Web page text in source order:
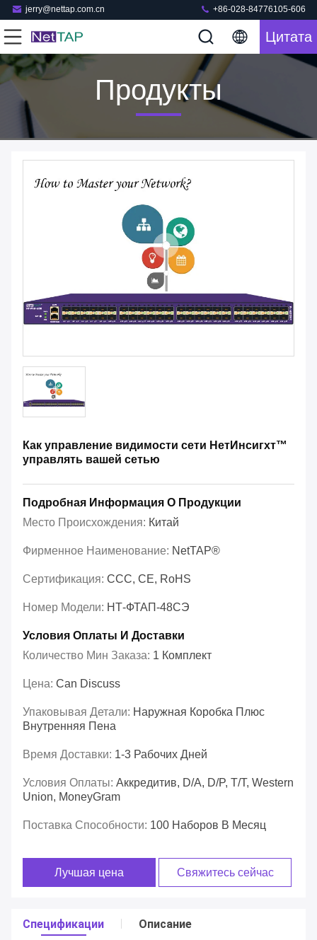
jerry@nettap.com.cn +86-028-84776105-606
Цитата
Продукты
Как управление видимости сети НетИнсигхт™
управлять вашей сетью
Подробная Информация О Продукции
Место Происхождения: Китай
Фирменное Наименование: NetTAP®
Сертификация: CCC, CE, RoHS
Номер Модели: НТ-ФТАП-48СЭ
Условия Оплаты И Доставки
Количество Мин Заказа: 1 Комплект
Цена: Can Discuss
Упаковывая Детали: Наружная Коробка Плюс
Внутренняя Пена
Время Доставки: 1-3 Рабочих Дней
Условия Оплаты: Аккредитив, D/A, D/P, T/T, Western
Union, MoneyGram
Поставка Способности: 100 Наборов В Месяц
Лучшая цена Свяжитесь сейчас
Спецификации Описание